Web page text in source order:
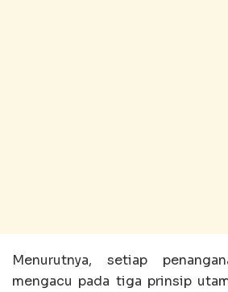
Menurutnya, setiap
mengacu pada tiga prinsip